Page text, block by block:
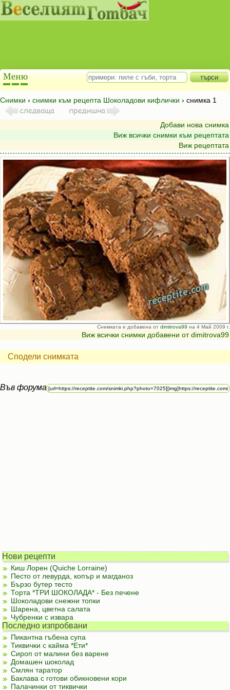
Снимки › снимки към рецепта Шоколадови кифлички › снимка 1
Добави нова снимка
Виж всички снимки към рецептата
Виж рецептата
Снимката е добавена от dimitrova99 на 4 Май 2009 г.
Виж всички снимки добавени от dimitrova99
Сподели снимката
Във форума
Нови рецепти
Киш Лорен (Quiche Lorraine)
Песто от левурда, копър и магданоз
Бързо бутер тесто
Торта *ТРИ ШОКОЛАДА* - Без печене
Шоколадови снежни топки
Шарена, цветна салата
Чубренки с извара
Последно изпробвани
Пикантна гъбена супа
Тиквички с кайма *Ети*
Сироп от малини без варене
Домашен шоколад
Смлян таратор
Баклава с готови обикновени кори
Палачинки от тиквички